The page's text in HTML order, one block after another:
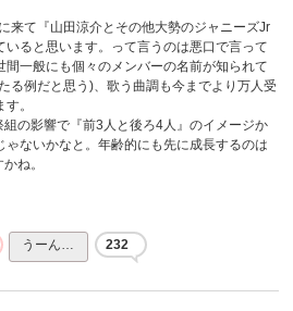
来て『山田涼介とその他大勢のジャニーズJr
いると思います。って言うのは悪口で言って
間一般にも個々のメンバーの名前が知られて
る例だと思う)、歌う曲調も今までより万人受
。
の影響で『前3人と後ろ4人』のイメージか
ゃないかなと。年齢的にも先に成長するのは
ね。
うーん… 232